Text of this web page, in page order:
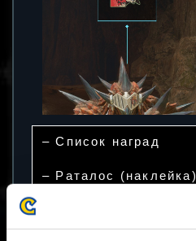
– Список наград
– Раталос (наклейка)
– Гибкость (эмоция)